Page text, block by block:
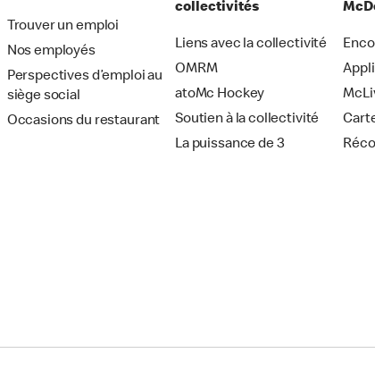
Trouver un emploi
Nos employés
Perspectives d’emploi au
siège social
Occasions du restaurant
collectivités
Liens avec la collectivité
OMRM
atoMc Hockey
Soutien à la collectivité
La puissance de 3